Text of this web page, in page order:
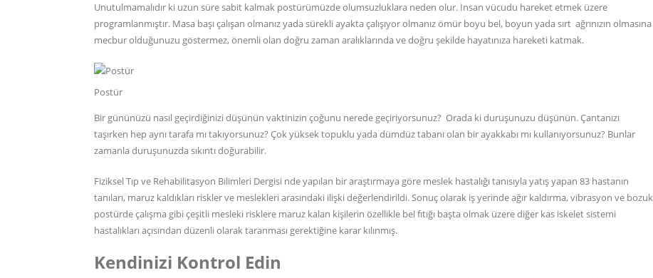
Unutulmamalıdır ki uzun süre sabit kalmak postürümüzde olumsuzluklara neden olur. İnsan vücudu hareket etmek üzere
programlanmıştır. Masa başı çalışan olmanız yada sürekli ayakta çalışıyor olmanız ömür boyu bel, boyun yada sırt ağrınızın olmasına
mecbur olduğunuzu göstermez, önemli olan doğru zaman aralıklarında ve doğru şekilde hayatınıza hareketi katmak.
Postür
Bir gününüzü nasıl geçirdiğinizi düşünün vaktinizin çoğunu nerede geçiriyorsunuz? Orada ki duruşunuzu düşünün. Çantanızı
taşırken hep aynı tarafa mı takıyorsunuz? Çok yüksek topuklu yada dümdüz tabanı olan bir ayakkabı mı kullanıyorsunuz? Bunlar
zamanla duruşunuzda sıkıntı doğurabilir.
Fiziksel Tıp ve Rehabilitasyon Bilimleri Dergisi nde yapılan bir araştırmaya göre meslek hastalığı tanısıyla yatış yapan 83 hastanın
tanıları, maruz kaldıkları riskler ve meslekleri arasındaki ilişki değerlendirildi. Sonuç olarak iş yerinde ağır kaldırma, vibrasyon ve bozuk
postürde çalışma gibi çeşitli mesleki risklere maruz kalan kişilerin özellikle bel fıtığı başta olmak üzere diğer kas iskelet sistemi
hastalıkları açısından düzenli olarak taranması gerektiğine karar kılınmış.
Kendinizi Kontrol Edin